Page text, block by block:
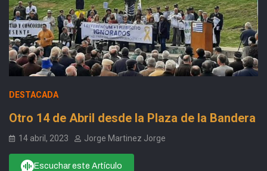
DESTACADA
Otro 14 de Abril desde la Plaza de la Bandera
14 abril, 2023 Jorge Martinez Jorge
Escuchar este Artículo